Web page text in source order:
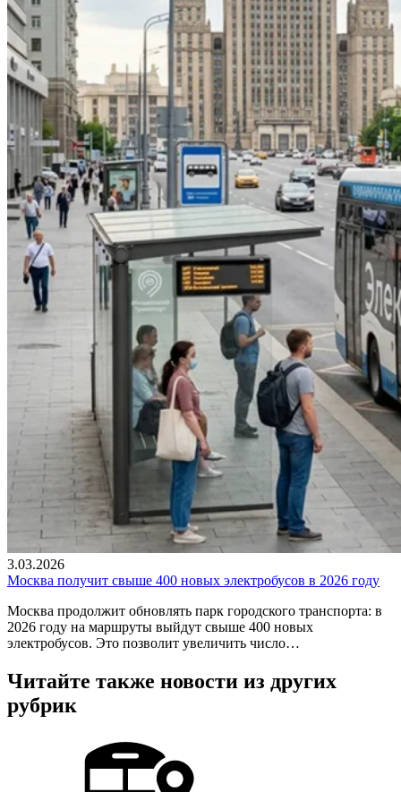
3.03.2026
Москва получит свыше 400 новых электробусов в 2026 году
Москва продолжит обновлять парк городского транспорта: в
2026 году на маршруты выйдут свыше 400 новых
электробусов. Это позволит увеличить число…
Читайте также новости из других
рубрик